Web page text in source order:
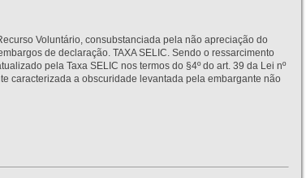
Voluntário, consubstanciada pela não apreciação do
de declaração. TAXA SELIC. Sendo o ressarcimento
pela Taxa SELIC nos termos do §4º do art. 39 da Lei nº
caracterizada a obscuridade levantada pela embargante não